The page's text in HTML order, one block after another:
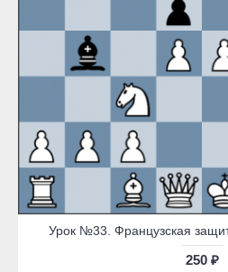
Урок №33. Французская
250 ₽